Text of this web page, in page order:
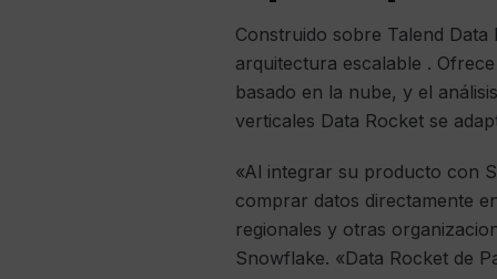
Construido sobre Talend Data
arquitectura escalable .
basado en la nube, y el
verticales Data Rocket se
«Al integrar su producto con
comprar datos directamente
regionales y otras
Snowflake. «Data Rocket de